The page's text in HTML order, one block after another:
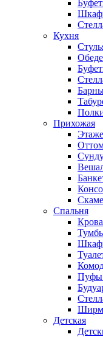
Кухня
Прихожая
Спальня
Пуфы
Детская